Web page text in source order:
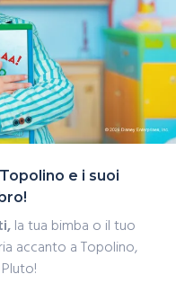
e i suoi
la tua bimba o il tuo
accanto a Topolino,